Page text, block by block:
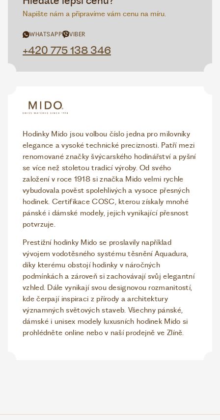
Napište nám a připravíme vám cenu na míru.
WHATSAPP VIBER
+420 775 138 346
Hodinky Mido jsou volbou číslo jedna pro milovníky
elegance a vysoké technické preciznosti. Patří mezi
renomované značky švýcarského hodinářství a pyšní
se více než stoletou tradicí výroby. Od svého
založení v roce 1918 si značka Mido velmi rychle
vybudovala pověst spolehlivých a vysoce přesných
hodinek. Certifikace COSC, kterou získaly mnohé
pánské i dámské modely, jejich vynikající přesnost
potvrzuje.
Prestižní hodinky Mido se proslavily například
vývojem vodotěsného systému těsnění Aquadura,
díky kterému obstojí hodinky v náročných
podmínkách a zároveň si zachovávají svůj elegantní
vzhled. Dále vynikají svou designovou rozmanitostí,
kde čerpají inspiraci z přírody a architektury
významných světových staveb. Všechny pánské,
dámské i unisex modely luxusních hodinek Mido si
prohlédněte online nebo v naší prodejně ve Zlíně.